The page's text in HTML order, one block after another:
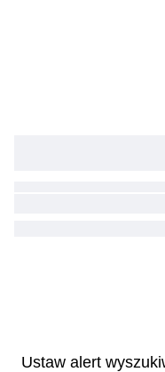
Ustaw alert